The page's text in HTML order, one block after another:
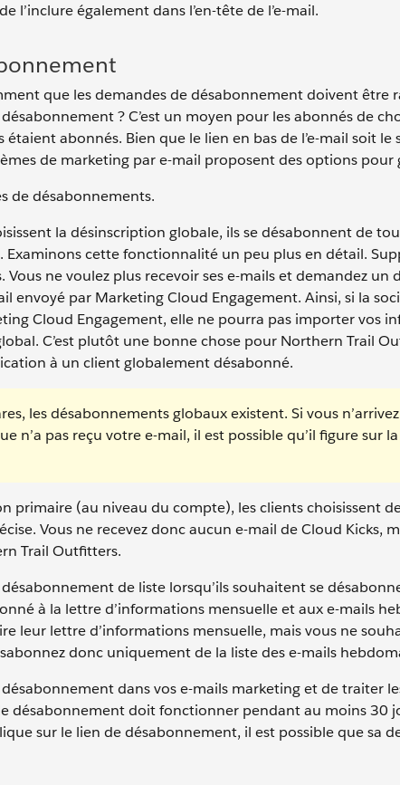
l’inclure également dans l’en-tête de l’e-mail.
que les demandes de désabonnement doivent être
? C’est un moyen pour les abonnés de
abonnés. Bien que le lien en bas de l’e-mail soit le
de marketing par e-mail proposent des options pour
de désabonnements.
la désinscription globale, ils se désabonnent de
cette fonctionnalité un peu plus en détail.
Vous ne voulez plus recevoir ses e-mails et demandez
envoyé par Marketing Cloud Engagement. Ainsi, si la
Cloud Engagement, elle ne pourra pas importer vos
C’est plutôt une bonne chose pour Northern Trail
à un client globalement désabonné.
les désabonnements globaux existent. Si vous
n’a pas reçu votre e-mail, il est possible qu’il figure sur
primaire (au niveau du compte), les clients choisissent
Vous ne recevez donc aucun e-mail de Cloud Kicks,
Trail Outfitters.
de liste lorsqu’ils souhaitent se
à la lettre d’informations mensuelle et aux e-mails
leur lettre d’informations mensuelle, mais vous ne
donc uniquement de la liste des e-mails
désabonnement dans vos e-mails marketing et de traiter
désabonnement doit fonctionner pendant au moins 30
sur le lien de désabonnement, il est possible que sa